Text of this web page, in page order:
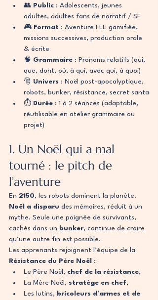
👥 Public : Adolescents, jeunes
adultes, adultes fans de narratif / SF
🎮 Format : Aventure FLE gamifiée,
missions successives, production orale
& écrite
🧠 Grammaire : Pronoms relatifs (qui,
que, dont, où, à qui, avec qui, à quoi)
🎅 Univers : Noël post-apocalyptique,
robots, bunker, résistance, secret santa
⏱️ Durée : 1 à 2 séances (adaptable,
réutilisable en atelier grammaire ou
projet)
1. Un Noël qui a mal
tourné : le pitch de
l’aventure
En 2150, les robots dominent la planète.
Noël a disparu des mémoires, réduit à un
mythe. Seule une poignée de survivants,
cachés dans un bunker, continue de croire
qu’une autre fin est possible.
Les apprenants rejoignent l’équipe de la
Résistance du Père Noël
:
Le Père Noël, chef de la résistance,
La Mère Noël, stratège en chef,
Les lutins, bricoleurs d’armes et de